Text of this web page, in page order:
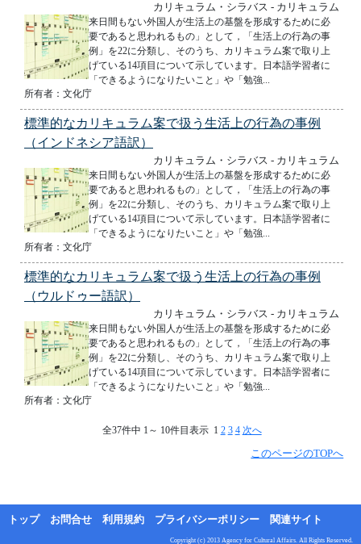
カリキュラム・シラバス - カリキュラム
来日間もない外国人が生活上の基盤を形成するために必
要であると思われるもの」として，「生活上の行為の事
例」を22に分類し、そのうち、カリキュラム案で取り上
げている14項目について示しています。日本語学習者に
「できるようになりたいこと」や「勉強...
所有者：文化庁
標準的なカリキュラム案で扱う生活上の行為の事例
（インドネシア語訳）
カリキュラム・シラバス - カリキュラム
来日間もない外国人が生活上の基盤を形成するために必
要であると思われるもの」として，「生活上の行為の事
例」を22に分類し、そのうち、カリキュラム案で取り上
げている14項目について示しています。日本語学習者に
「できるようになりたいこと」や「勉強...
所有者：文化庁
標準的なカリキュラム案で扱う生活上の行為の事例
（ウルドゥー語訳）
カリキュラム・シラバス - カリキュラム
来日間もない外国人が生活上の基盤を形成するために必
要であると思われるもの」として，「生活上の行為の事
例」を22に分類し、そのうち、カリキュラム案で取り上
げている14項目について示しています。日本語学習者に
「できるようになりたいこと」や「勉強...
所有者：文化庁
全37件中 1～ 10件目表示 1 2 3 4 次へ
このページのTOPへ
トップ お問合せ 利用規約 プライバシーポリシー 関連サイト
Copyright (c) 2013 Agency for Cultural Affairs. All Rights Reserved.